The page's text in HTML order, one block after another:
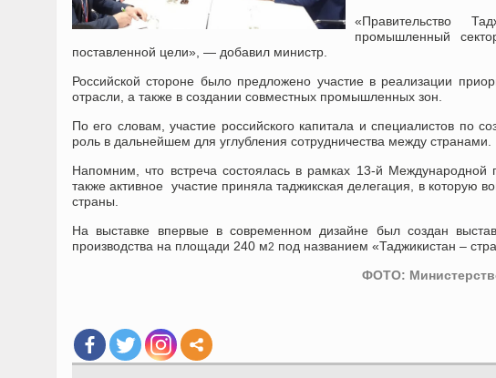
«Правительство
промышленный
поставленной цели», — добавил министр.
Российской стороне было предложено участие в реализации
отрасли, а также в создании совместных промышленных зон.
По его словам, участие российского капитала и специалистов по
роль в дальнейшем для углубления сотрудничества между странами.
Напомним, что встреча состоялась в рамках 13-й
также активное участие приняла таджикская делегация, в
страны.
На выставке впервые в современном дизайне был создан
производства на площади 240 м2 под названием «Таджикистан –
ФОТО: